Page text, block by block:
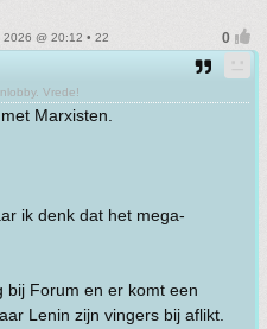
@ 20:12 • 22
Vrede!
Marxisten.
ik denk dat het mega-
bij Forum en er komt een
Lenin zijn vingers bij aflikt.